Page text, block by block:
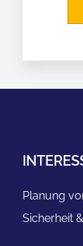
Planung
Sicherheit